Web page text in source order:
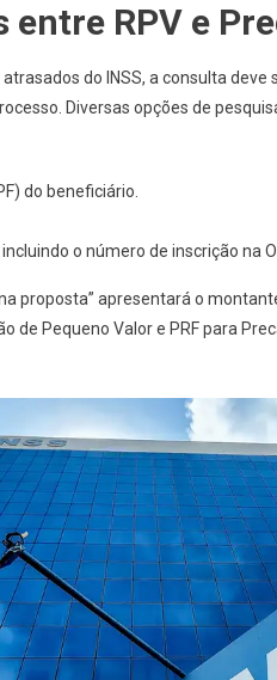
entre RPV e
do INSS, a consulta
Diversas opções de
do beneficiário.
o número de inscrição na
proposta” apresentará o
de Pequeno Valor e PRF para